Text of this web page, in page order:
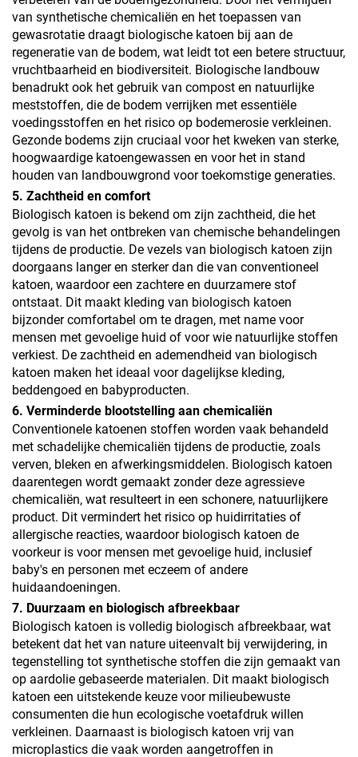
van synthetische chemicaliën en het toepassen van
gewasrotatie draagt biologische katoen bij aan de
regeneratie van de bodem, wat leidt tot een betere structuur,
vruchtbaarheid en biodiversiteit. Biologische landbouw
benadrukt ook het gebruik van compost en natuurlijke
meststoffen, die de bodem verrijken met essentiële
voedingsstoffen en het risico op bodemerosie verkleinen.
Gezonde bodems zijn cruciaal voor het kweken van sterke,
hoogwaardige katoengewassen en voor het in stand
houden van landbouwgrond voor toekomstige generaties.
5. Zachtheid en comfort
Biologisch katoen is bekend om zijn zachtheid, die het
gevolg is van het ontbreken van chemische behandelingen
tijdens de productie. De vezels van biologisch katoen zijn
doorgaans langer en sterker dan die van conventioneel
katoen, waardoor een zachtere en duurzamere stof
ontstaat. Dit maakt kleding van biologisch katoen
bijzonder comfortabel om te dragen, met name voor
mensen met gevoelige huid of voor wie natuurlijke stoffen
verkiest. De zachtheid en ademendheid van biologisch
katoen maken het ideaal voor dagelijkse kleding,
beddengoed en babyproducten.
6. Verminderde blootstelling aan chemicaliën
Conventionele katoenen stoffen worden vaak behandeld
met schadelijke chemicaliën tijdens de productie, zoals
verven, bleken en afwerkingsmiddelen. Biologisch katoen
daarentegen wordt gemaakt zonder deze agressieve
chemicaliën, wat resulteert in een schonere, natuurlijkere
product. Dit vermindert het risico op huidirritaties of
allergische reacties, waardoor biologisch katoen de
voorkeur is voor mensen met gevoelige huid, inclusief
baby's en personen met eczeem of andere
huidaandoeningen.
7. Duurzaam en biologisch afbreekbaar
Biologisch katoen is volledig biologisch afbreekbaar, wat
betekent dat het van nature uiteenvalt bij verwijdering, in
tegenstelling tot synthetische stoffen die zijn gemaakt van
op aardolie gebaseerde materialen. Dit maakt biologisch
katoen een uitstekende keuze voor milieubewuste
consumenten die hun ecologische voetafdruk willen
verkleinen. Daarnaast is biologisch katoen vrij van
microplastics die vaak worden aangetroffen in